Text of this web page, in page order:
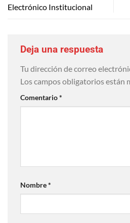
Electrónico Institucional
Deja una respuesta
Tu dirección de correo
Los campos obligatorios están
Comentario*
Nombre*